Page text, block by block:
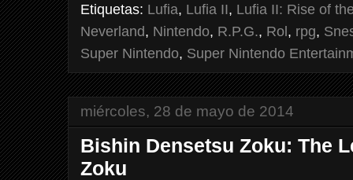
Etiquetas: Lufia, Lufia II, Lufia II: Rise of
Neverland, Nintendo, R.P.G., Rol, rpg,
Super Nintendo, Super Nintendo
miércoles, 28 de mayo de 2014
Bishin Densetsu Zoku: The
Zoku